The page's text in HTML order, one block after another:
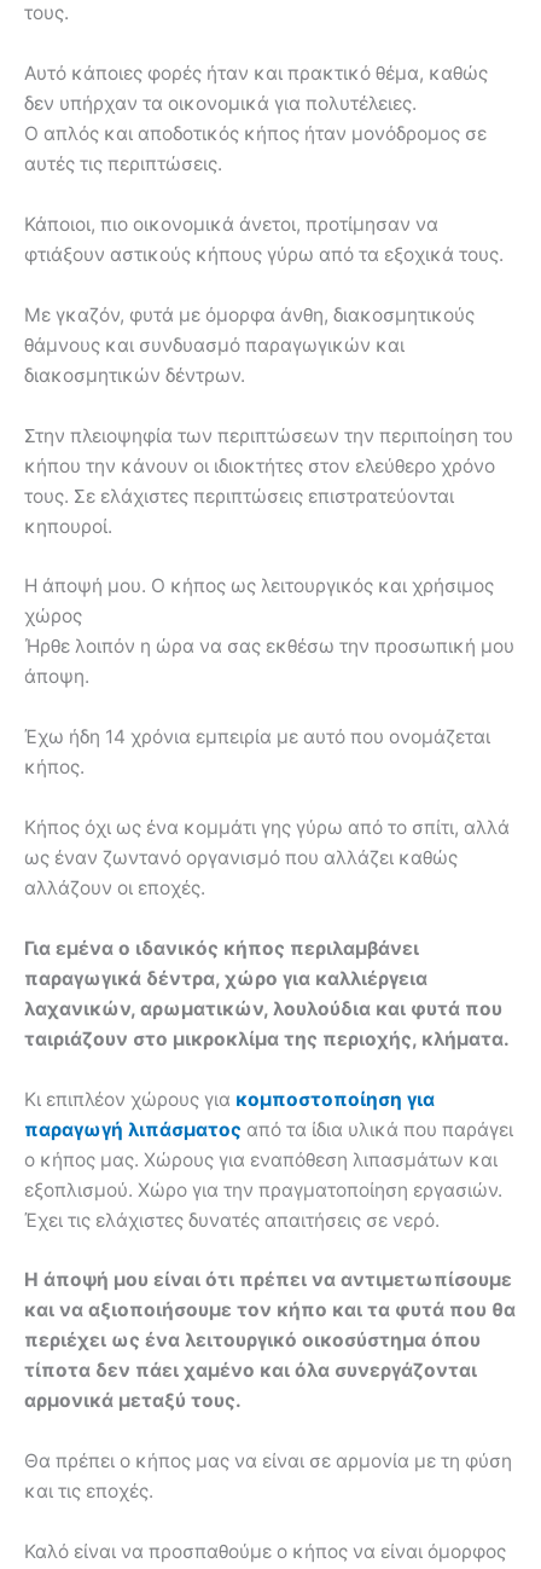
τους.
Αυτό κάποιες φορές ήταν και πρακτικό θέμα, καθώς
δεν υπήρχαν τα οικονομικά για πολυτέλειες.
Ο απλός και αποδοτικός κήπος ήταν μονόδρομος σε
αυτές τις περιπτώσεις.
Κάποιοι, πιο οικονομικά άνετοι, προτίμησαν να
φτιάξουν αστικούς κήπους γύρω από τα εξοχικά τους.
Με γκαζόν, φυτά με όμορφα άνθη, διακοσμητικούς
θάμνους και συνδυασμό παραγωγικών και
διακοσμητικών δέντρων.
Στην πλειοψηφία των περιπτώσεων την περιποίηση του
κήπου την κάνουν οι ιδιοκτήτες στον ελεύθερο χρόνο
τους. Σε ελάχιστες περιπτώσεις επιστρατεύονται
κηπουροί.
Η άποψή μου. Ο κήπος ως λειτουργικός και χρήσιμος
χώρος
Ήρθε λοιπόν η ώρα να σας εκθέσω την προσωπική μου
άποψη.
Έχω ήδη 14 χρόνια εμπειρία με αυτό που ονομάζεται
κήπος.
Κήπος όχι ως ένα κομμάτι γης γύρω από το σπίτι, αλλά
ως έναν ζωντανό οργανισμό που αλλάζει καθώς
αλλάζουν οι εποχές.
Για εμένα ο ιδανικός κήπος περιλαμβάνει
παραγωγικά δέντρα, χώρο για καλλιέργεια
λαχανικών, αρωματικών, λουλούδια και φυτά που
ταιριάζουν στο μικροκλίμα της περιοχής, κλήματα.
Κι επιπλέον χώρους για κομποστοποίηση για
παραγωγή λιπάσματος από τα ίδια υλικά που παράγει
ο κήπος μας. Χώρους για εναπόθεση λιπασμάτων και
εξοπλισμού. Χώρο για την πραγματοποίηση εργασιών.
Έχει τις ελάχιστες δυνατές απαιτήσεις σε νερό.
Η άποψή μου είναι ότι πρέπει να αντιμετωπίσουμε
και να αξιοποιήσουμε τον κήπο και τα φυτά που θα
περιέχει ως ένα λειτουργικό οικοσύστημα όπου
τίποτα δεν πάει χαμένο και όλα συνεργάζονται
αρμονικά μεταξύ τους.
Θα πρέπει ο κήπος μας να είναι σε αρμονία με τη φύση
και τις εποχές.
Καλό είναι να προσπαθούμε ο κήπος να είναι όμορφος